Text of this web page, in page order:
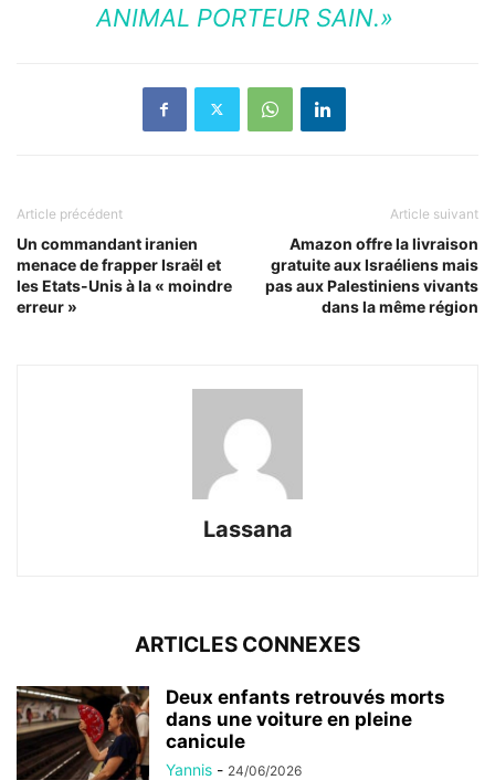
ANIMAL PORTEUR SAIN.»
Article précédent
Un commandant iranien
menace de frapper Israël et
les Etats-Unis à la « moindre
erreur »
Article suivant
Amazon offre la livraison
gratuite aux Israéliens mais
pas aux Palestiniens vivants
dans la même région
Lassana
ARTICLES CONNEXES
Deux enfants retrouvés morts
dans une voiture en pleine
canicule
Yannis - 24/06/2026